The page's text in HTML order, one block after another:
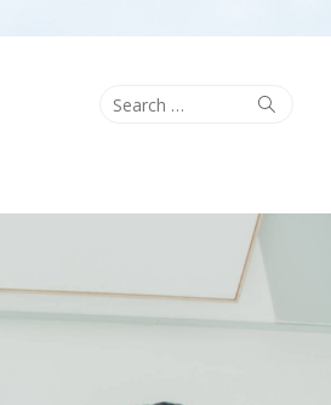
Search
Search